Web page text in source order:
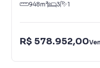
O grande destaque da
clube particular.
948m² 3 1
R$ 578.952,00